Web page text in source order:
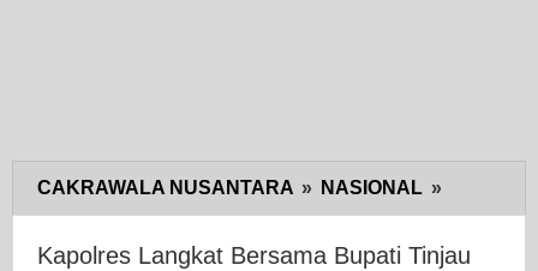
CAKRAWALA NUSANTARA » NASIONAL »
Langkat
Kapolres Langkat Bersama Bupati Tinjau